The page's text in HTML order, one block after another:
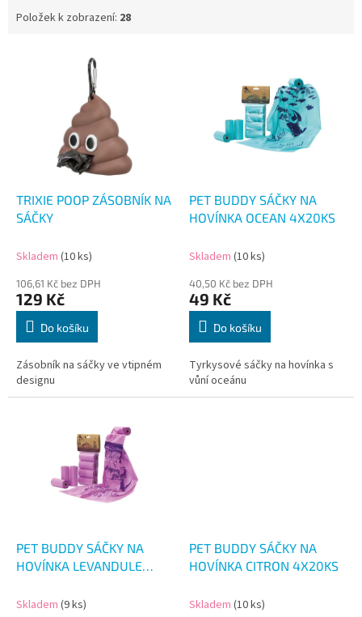
Položek k zobrazení: 28
TRIXIE POOP ZÁSOBNÍK NA
SÁČKY
Skladem (10 ks)
106,61 Kč bez DPH
129 Kč
Do košíku
Zásobník na sáčky ve vtipném
designu
PET BUDDY SÁČKY NA
HOVÍNKA OCEAN 4X20KS
Skladem (10 ks)
40,50 Kč bez DPH
49 Kč
Do košíku
Tyrkysové sáčky na hovínka s
vůní oceánu
PET BUDDY SÁČKY NA
HOVÍNKA LEVANDULE
Skladem (9 ks)
PET BUDDY SÁČKY NA
HOVÍNKA CITRON 4X20KS
Skladem (10 ks)